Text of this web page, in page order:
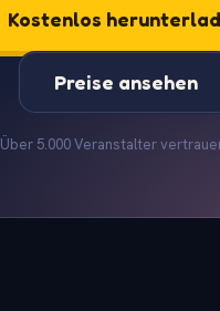
Kostenlos
Preise ansehen
Über 5.000 Veranstalter